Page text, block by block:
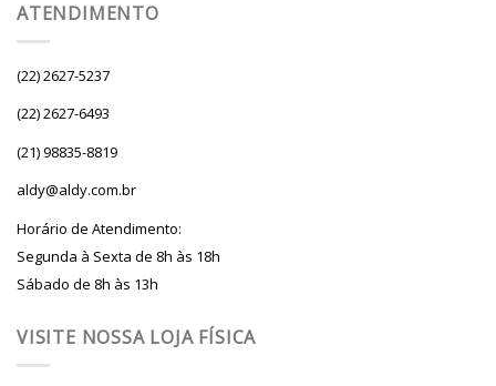
ATENDIMENTO
(22) 2627-5237
(22) 2627-6493
(21) 98835-8819
aldy@aldy.com.br
Horário de Atendimento:
Segunda à Sexta de 8h às 18h
Sábado de 8h às 13h
VISITE NOSSA LOJA FÍSICA